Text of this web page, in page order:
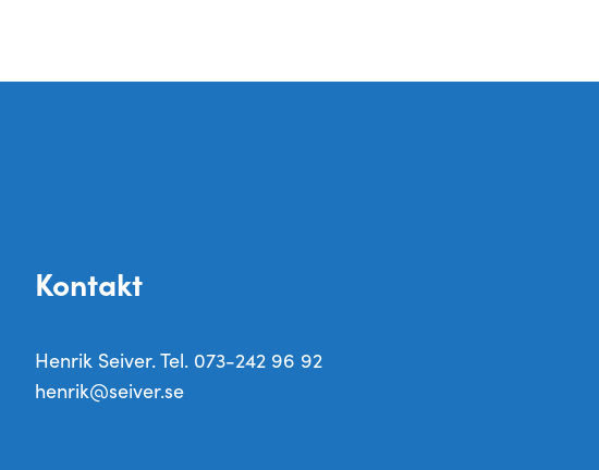
Kontakt
Henrik Seiver. Tel. 073-242 96 92
henrik@seiver.se